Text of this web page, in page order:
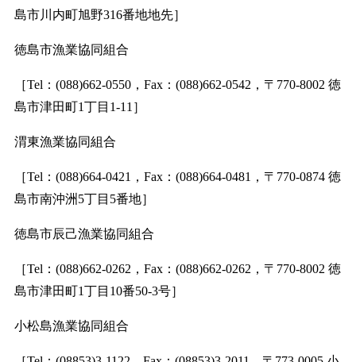
島市川内町旭野316番地地先］
徳島市漁業協同組合
［Tel：(088)662-0550，Fax：(088)662-0542，〒770-8002 徳
島市津田町1丁目1-11］
渭東漁業協同組合
［Tel：(088)664-0421，Fax：(088)664-0481，〒770-0874 徳
島市南沖洲5丁目5番地］
徳島市辰己漁業協同組合
［Tel：(088)662-0262，Fax：(088)662-0262，〒770-8002 徳
島市津田町1丁目10番50-3号］
小松島漁業協同組合